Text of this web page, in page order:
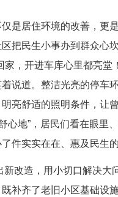
居住环境的改善，更
把民生小事办到群众心
家，开进车库心里都亮堂
说道。整洁光亮的停车
亮舒适的照明条件，让
心地”，居民们看在眼里
件实实在在、惠及民生的
造，用小切口解决大
补齐了老旧小区基础设